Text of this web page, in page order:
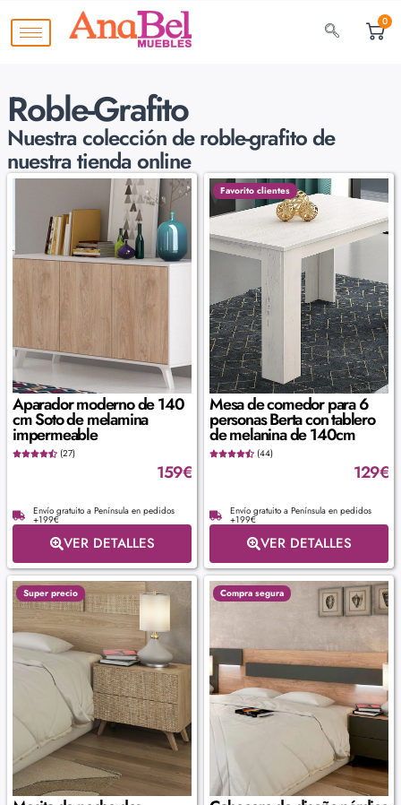
0
Roble-Grafito
Nuestra colección deroble-grafito de
nuestra tienda online
Aparador moderno de 140
cm Soto de melamina
impermeable
(27)
159€
Envío gratuito a Península en pedidos
+199€
VER DETALLES
Favorito clientes
Mesa de comedor para 6
personas Berta con tablero
de melanina de 140cm
(44)
129€
Envío gratuito a Península en pedidos
+199€
VER DETALLES
Super precio Compra segura